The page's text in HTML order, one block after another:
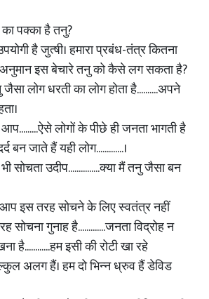
पक्का है तनु?
है जुत्षी। हमारा प्रबंध-तंत्र कितना
अनुमान इस बेचारे तनु को कैसे लग सकता है?
लोग धरती का लोग होता है..........अपने
लोगों के पीछे ही जनता भागती है
बन जाते हैं यही लोग.............।
सोचता उदीप...............क्या मैं तनु जैसा बन
इस तरह सोचने के लिए स्वतंत्र नहीं
सोचना गुनाह है.............जनता विद्रोह न
है............हम इसी की रोटी खा रहे
अलग हैं। हम दो भिन्न ध्रुव हैं डेविड